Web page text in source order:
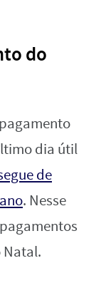
do
dia útil
de
. Nesse
Natal.